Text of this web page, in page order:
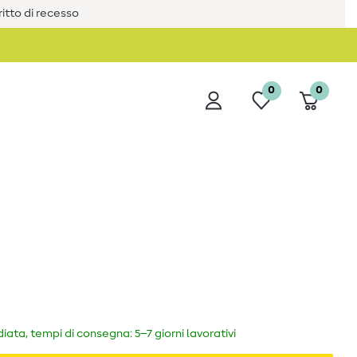
di recesso
0 0
tempi di consegna: 5–7 giorni lavorativi